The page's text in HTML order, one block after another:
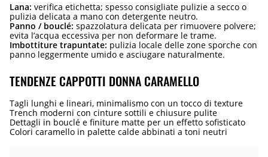
Lana: verifica etichetta; spesso consigliate pulizie a secco o
pulizia delicata a mano con detergente neutro.
Panno / bouclé: spazzolatura delicata per rimuovere polvere;
evita l’acqua eccessiva per non deformare le trame.
Imbottiture trapuntate: pulizia locale delle zone sporche con
panno leggermente umido e asciugare naturalmente.
TENDENZE CAPPOTTI DONNA CARAMELLO
Tagli lunghi e lineari, minimalismo con un tocco di texture
Trench moderni con cinture sottili e chiusure pulite
Dettagli in bouclé e finiture matte per un effetto sofisticato
Colori caramello in palette calde abbinati a toni neutri